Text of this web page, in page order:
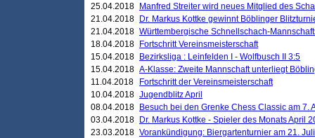
25.04.2018
Manfred Streiter wird neues Mitglied des
21.04.2018
Dr. Markus Kottke gewinnt Böblinger
21.04.2018 Württembergische Schnellschach-
18.04.2018
Fortschritt Vereinsmeisterschaft
15.04.2018
Bezirksliga : Leinfelden I - Wolfbusch II 3:5
15.04.2018 A-Klasse: Zweite Mannschaft unterliegt
11.04.2018
Fortschritt der Vereinsmeisterschaft
10.04.2018 Jugendblitz April
08.04.2018
Besuch bei den Grenke Chess Classic am 7.
03.04.2018
Dr. Markus Kottke - Spieler des Monats April
23.03.2018 Vorankündigung: Biergartenturnier am 21.